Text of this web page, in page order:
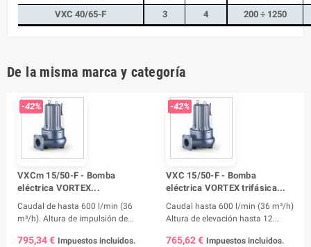
VXC 40/65-F
3
4
200 ÷ 1250
De la misma marca y categoría
-42%
VXCm 15/50-F - Bomba
eléctrica VORTEX...
Caudal de hasta 600 l/min (36
m³/h). Altura de impulsión de...
795,34 € Impuestos incluidos.
-42%
VXC 15/50-F - Bomba
eléctrica VORTEX trifásica...
Caudal hasta 600 l/min (36 m³/h)
Altura de elevación hasta 12...
765,62 € Impuestos incluidos.